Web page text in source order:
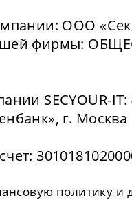
ООО
фирмы:
SECYOUR-
г. Москва
политику